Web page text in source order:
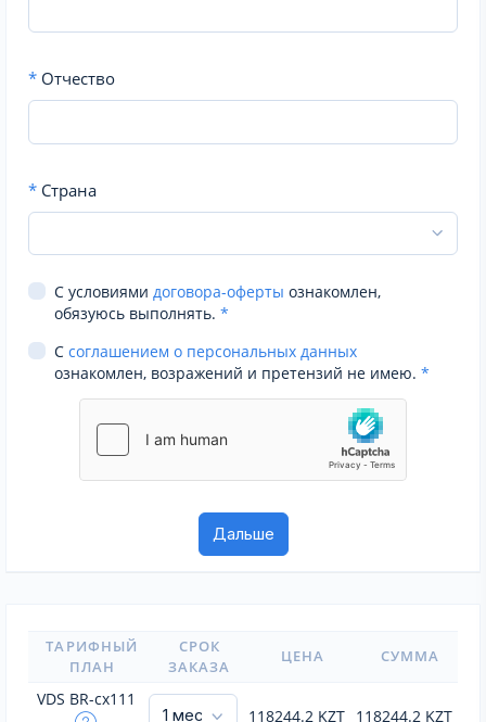
* Отчество
* Страна
С условиями договора-оферты ознакомлен,
обязуюсь выполнять. *
С соглашением о персональных данных
ознакомлен, возражений и претензий не имею. *
ТАРИФНЫЙ
ПЛАН
СРОК
ЗАКАЗА
ЦЕНА СУММА
VDS BR-cx111
118244.2 KZT 118244.2 KZT